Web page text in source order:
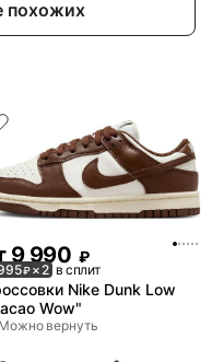
похожих
9 990 ₽
₽× 2 в сплит
Nike Dunk Low
Wow"
Можно вернуть